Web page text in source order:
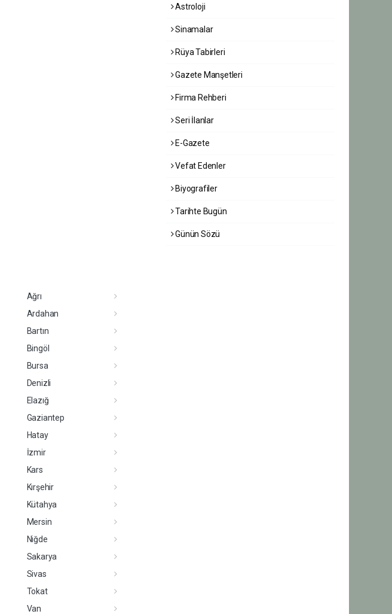
Ağrı
Ardahan
Bartın
Bingöl
Bursa
Denizli
Elazığ
Gaziantep
Hatay
İzmir
Kars
Kırşehir
Kütahya
Mersin
Niğde
Sakarya
Sivas
Tokat
Van
Astroloji
Sinamalar
Rüya Tabirleri
Gazete Manşetleri
Firma Rehberi
Seri İlanlar
E-Gazete
Vefat Edenler
Biyografiler
Tarihte Bugün
Günün Sözü